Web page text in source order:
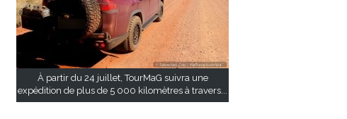
À partir du 24 juillet, TourMaG suivra une
expédition de plus de 5 000 kilomètres à travers...